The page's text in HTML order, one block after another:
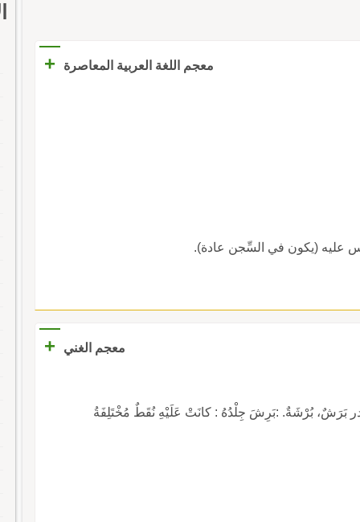
معجم اللغة العربية المعاصرة +
(يكون في السِّجن عادة).
معجم الغني +
بَرَشٌ، بُرْشَةٌ. :بَرِشَ جِلْدُهُ : كانَتْ عَلَيْهِ نُقَطٌ مُخْتَلِفَةُ